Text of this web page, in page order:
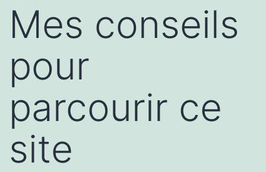
Mes conseils
pour
parcourir ce
site